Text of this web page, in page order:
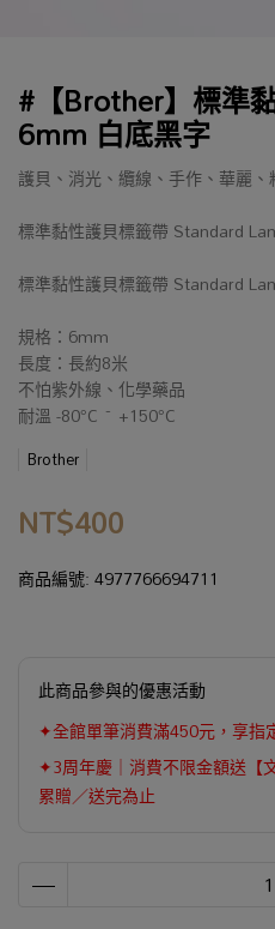
#【Brother】標準
6mm 白底黑字
護貝、消光、纜線、手作、華麗
標準黏性護貝標籤帶 Standard
標準黏性護貝標籤帶 Standard
規格：6mm
長度：長約8米
不怕紫外線、化學藥品
耐溫 -80°C ~ +150°C
Brother
NT$400
商品編號:4977766694711
此商品參與的優惠活動
✦全館單筆消費滿450元，享指
✦3周年慶｜消費不限金額送【
累贈／送完為止